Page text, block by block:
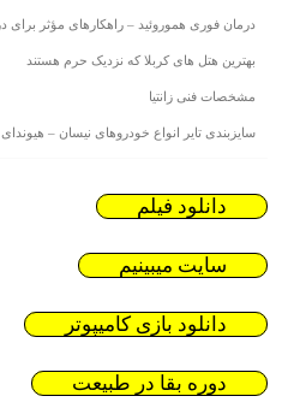
درمان فوری هموروئید – راهکارهای مؤثر برای
بهترین هتل های کربلا که نزدیک حرم هستند
مشخصات فنی زانتیا
سایزبندی تایر انواع خودروهای نیسان –
دانلود فیلم
سایت میبینیم
دانلود بازی کامیپوتر
دوره بقا در طبیعت